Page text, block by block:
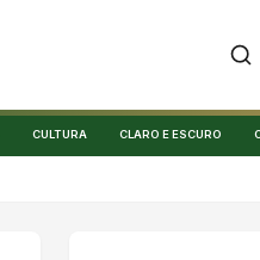
CULTURA CLARO E ESCURO